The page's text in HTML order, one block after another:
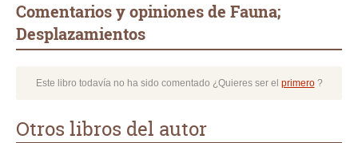
Comentarios y opiniones de Fauna;
Desplazamientos
Este libro todavía no ha sido comentado ¿Quieres ser el primero?
Otros libros del autor